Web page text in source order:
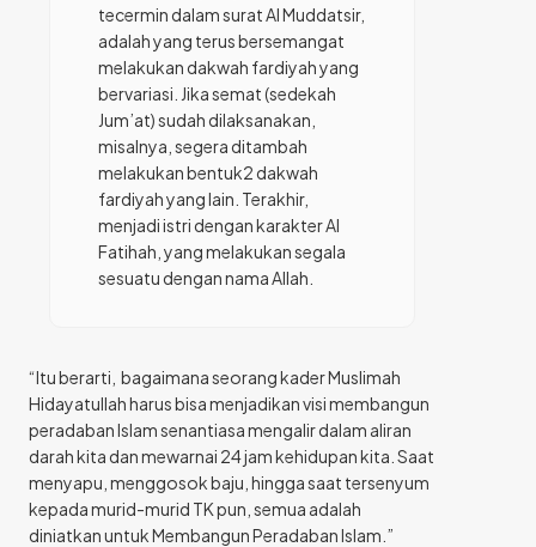
tecermin dalam surat Al Muddatsir,
adalah yang terus bersemangat
melakukan dakwah fardiyah yang
bervariasi. Jika semat (sedekah
Jum’at) sudah dilaksanakan,
misalnya, segera ditambah
melakukan bentuk2 dakwah
fardiyah yang lain. Terakhir,
menjadi istri dengan karakter Al
Fatihah, yang melakukan segala
sesuatu dengan nama Allah.
“Itu berarti, bagaimana seorang kader Muslimah
Hidayatullah harus bisa menjadikan visi membangun
peradaban Islam senantiasa mengalir dalam aliran
darah kita dan mewarnai 24 jam kehidupan kita. Saat
menyapu, menggosok baju, hingga saat tersenyum
kepada murid-murid TK pun, semua adalah
diniatkan untuk Membangun Peradaban Islam.”